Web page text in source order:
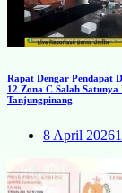
Rapat Dengar Pendapat
12 Zona C Salah
Tanjungpinang
8 April 2026